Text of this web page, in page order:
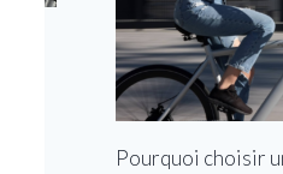
Pourquoi choisir